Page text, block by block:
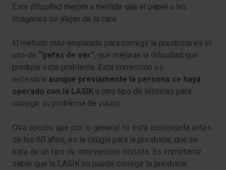
Esta dificultad mejora a medida que el papel o las
imágenes se alejan de la cara.
El método más empleado para corregir la presbicia es el
uso de “gafas de ver”, que mejoran la dificultad que
produce este problema. Esta corrección es
necesaria aunque previamente la persona se haya
operado con la LASIK u otro tipo de técnicas para
corregir su problema de visión.
Otra opción, que por lo general no está aconsejada antes
de los 60 años, es la cirugía para la presbicia, que se
trata de un tipo de intervención distinta. Es importante
saber que la LASIK no puede corregir la presbicia.